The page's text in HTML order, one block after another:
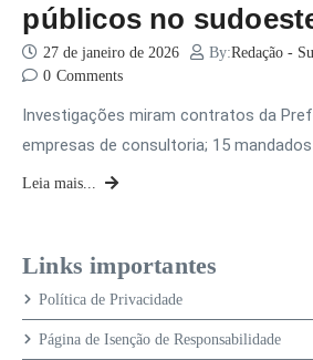
públicos no
27 de janeiro de 2026 By:Redação -
0 Comments
Investigações miram contratos da
empresas de consultoria; 15
Leia mais...
Links importantes
Política de Privacidade
Página de Isenção de Responsabilidade